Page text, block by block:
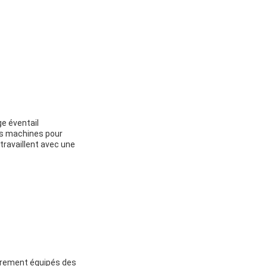
éventail
machines pour
avec une
équipés des